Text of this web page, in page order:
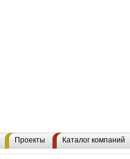
Проекты Каталог компаний